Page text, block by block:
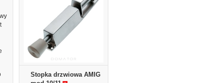
Stopka drzwiowa AMIG